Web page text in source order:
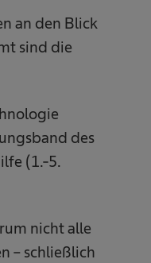
an den Blick
sind die
des
(1.-5.
nicht alle
– schließlich